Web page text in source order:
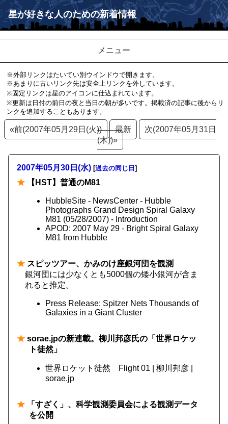
星が好きな人のための新着情報
メニュー
※外部リンクはたいてい別ウインドウで開きます。
※あまりに古いリンク先は安全上リンクを外しています。
※固定リンクは星のアイコンに仕込まれています。
※更新は日付の前日の夜と当日の朝が多いです。掲載済の記事に後からリ
ンクを追加することもあります。
«前(2007年05月29日(火)) 最新
次(2007年05月31日
(木))»
2007年05月30日(水) [過去の同じ日 ]
★ 【HST】普通のM81
HubbleSite - NewsCenter - Hubble
Photographs Grand Design Spiral Galaxy
M81 (05/28/2007) - Introduction
APOD: 2007 May 29 - Bright Spiral Galaxy
M81 from Hubble
★ スピッツアー、かみのけ座銀河団を観測
銀河団には少なくとも5000個の矮小銀河が含ま
れると推定。
Press Release: Spitzer Nets Thousands of
Galaxies in a Giant Cluster
★ sorae.jpの新連載。柳川邦彦氏の「世界ロケッ
ト徒然」
世界ロケット徒然 Flight 01 | 柳川邦彦 |
sorae.jp
★ 「すざく」、科学観測委員会による観測データ
を公開